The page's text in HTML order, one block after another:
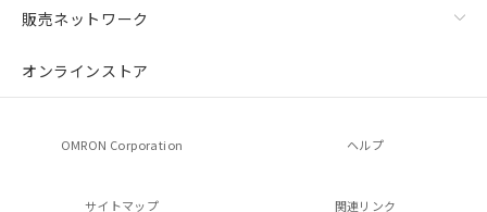
販売ネットワーク
オンラインストア
OMRON Corporation ヘルプ
サイトマップ 関連リンク